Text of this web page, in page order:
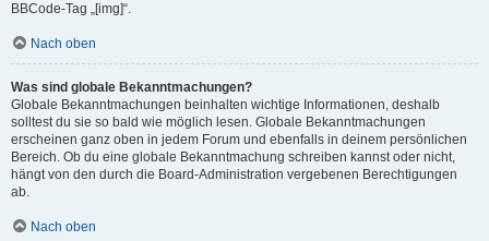
BBCode-Tag „[img]“.
Nach oben
Was sind globale Bekanntmachungen?
Globale Bekanntmachungen beinhalten wichtige Informationen, deshalb
solltest du sie so bald wie möglich lesen. Globale Bekanntmachungen
erscheinen ganz oben in jedem Forum und ebenfalls in deinem persönlichen
Bereich. Ob du eine globale Bekanntmachung schreiben kannst oder nicht,
hängt von den durch die Board-Administration vergebenen Berechtigungen
ab.
Nach oben